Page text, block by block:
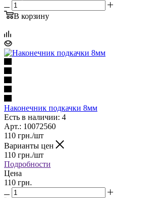
В корзину
Наконечник подкачки 8мм
Есть в наличии: 4
Арт.: 10072560
110 грн./шт
Варианты цен
110 грн./шт
Подробности
Цена
110 грн.